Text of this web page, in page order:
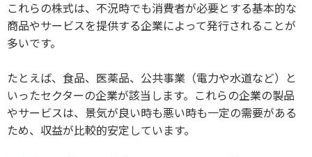
これらの株式は、不況時でも消費者が必要とする基本的な
商品やサービスを提供する企業によって発行されることが
多いです。
たとえば、食品、医薬品、公共事業（電力や水道など）と
いったセクターの企業が該当します。これらの企業の製品
やサービスは、景気が良い時も悪い時も一定の需要がある
ため、収益が比較的安定しています。